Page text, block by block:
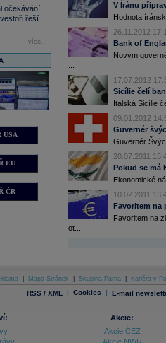
očekávání,
řeší
více...
USA
EU
ČR
V Íránu
Hodnota
26.11.2012
Bank of
Novým
17.07.2012
Sicílie čelí
Italská Sicílie
09.01.2012
Guvernér
Guvernér
20.07.2011
Pokud se má
Ekonomické
10.02.2011
Favoritem na
Favoritem na
ot...
Mapa Stránek Skupina Patria Kariéra v
RSS / XML | Cookies | E-mail
Akcie:
Akcie ČEZ